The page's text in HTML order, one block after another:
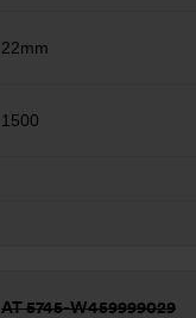
22mm
1500
AT 5745-W459999029